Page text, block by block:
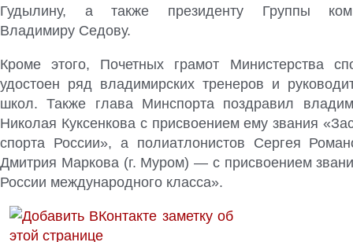
Гудылину, а также президенту Группы
Владимиру Седову.
Кроме этого, Почетных грамот Министерства
удостоен ряд владимирских тренеров и
школ. Также глава Минспорта поздравил
Николая Куксенкова с присвоением ему звания
спорта России», а полиатлонистов Сергея
Дмитрия Маркова (г. Муром) — с присвоением
России международного класса».